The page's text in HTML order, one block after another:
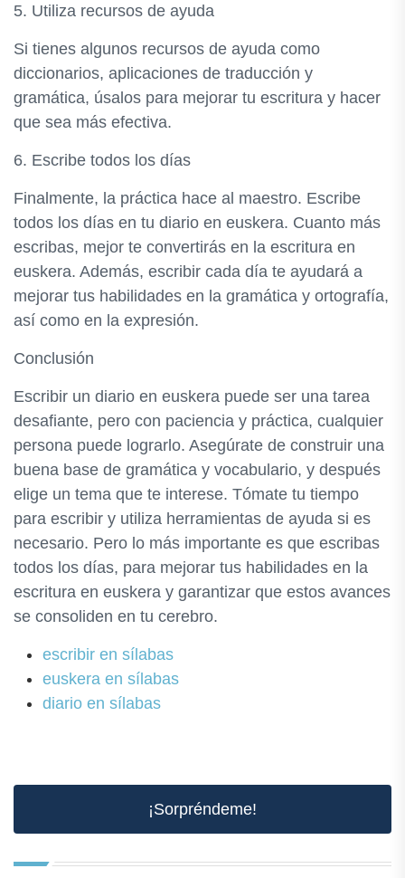
5. Utiliza recursos de ayuda
Si tienes algunos recursos de ayuda como
diccionarios, aplicaciones de traducción y
gramática, úsalos para mejorar tu escritura y hacer
que sea más efectiva.
6. Escribe todos los días
Finalmente, la práctica hace al maestro. Escribe
todos los días en tu diario en euskera. Cuanto más
escribas, mejor te convertirás en la escritura en
euskera. Además, escribir cada día te ayudará a
mejorar tus habilidades en la gramática y ortografía,
así como en la expresión.
Conclusión
Escribir un diario en euskera puede ser una tarea
desafiante, pero con paciencia y práctica, cualquier
persona puede lograrlo. Asegúrate de construir una
buena base de gramática y vocabulario, y después
elige un tema que te interese. Tómate tu tiempo
para escribir y utiliza herramientas de ayuda si es
necesario. Pero lo más importante es que escribas
todos los días, para mejorar tus habilidades en la
escritura en euskera y garantizar que estos avances
se consoliden en tu cerebro.
escribir en sílabas
euskera en sílabas
diario en sílabas
¡Sorpréndeme!